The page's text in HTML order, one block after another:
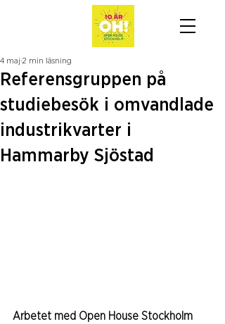
Referensgruppen på
studiebesök i omvandlade
industrikvarter i
Hammarby Sjöstad
4 maj 2 min läsning
Arbetet med Open House Stockholm